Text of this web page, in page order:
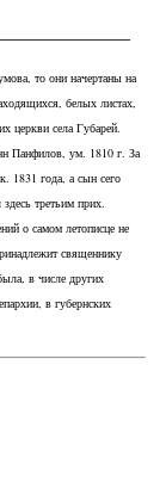
то они начертаны на
белых листах,
церкви села Губарей.
Панфилов, ум. 1810 г. За
1831 года, а сын сего
третьим прих.
о самом летописце не
священнику
в числе других
в губернских